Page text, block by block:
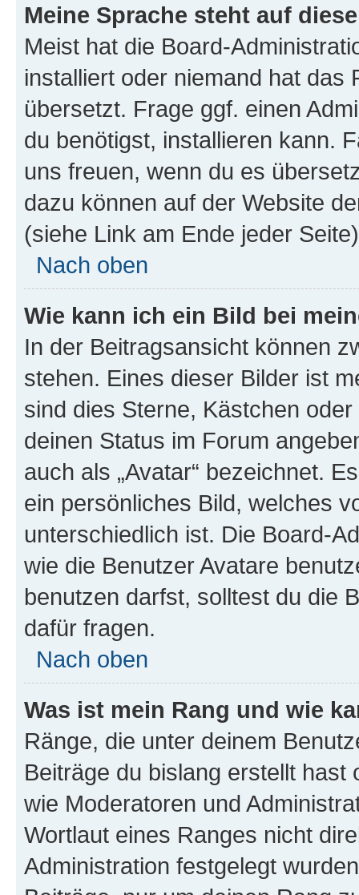
Meine Sprache steht auf
Meist hat die Board-
installiert oder niemand hat das
übersetzt. Frage ggf. einen
du benötigst, installieren kann.
uns freuen, wenn du es
dazu können auf der Website
(siehe Link am Ende jeder
Nach oben
Wie kann ich ein Bild bei
In der Beitragsansicht können
stehen. Eines dieser Bilder ist
sind dies Sterne, Kästchen
deinen Status im Forum
auch als „Avatar“ bezeichnet.
ein persönliches Bild, welches
unterschiedlich ist. Die Board-
wie die Benutzer Avatare
benutzen darfst, solltest du die
dafür fragen.
Nach oben
Was ist mein Rang und wie
Ränge, die unter deinem
Beiträge du bislang erstellt
wie Moderatoren und
Wortlaut eines Ranges nicht
Administration festgelegt